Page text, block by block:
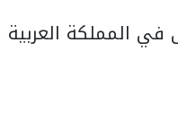
المملكة العربية